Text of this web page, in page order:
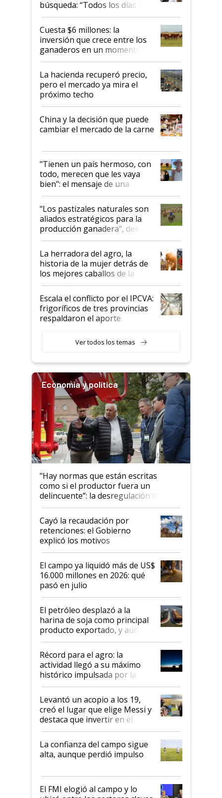
búsqueda: “Todos los días le
toca a algún productor”
Cuesta $6 millones: la
inversión que crece entre los
ganaderos en un momento
histórico para la actividad
La hacienda recuperó precio,
pero el mercado ya mira el
próximo techo
China y la decisión que puede
cambiar el mercado de la carne
"Tienen un país hermoso, con
todo, merecen que les vaya
bien": el mensaje de una
ganadera uruguaya sobre las
oportunidades que se abren
para el agro en Argentina, con
foco en la carne
"Los pastizales naturales son
aliados estratégicos para la
producción ganadera", destaca
la iniciativa que ya reúne a 46
establecimientos en Argentina
La herradora del agro, la
historia de la mujer detrás de
los mejores caballos de la
Argentina y los mitos que
todavía hacen sufrir a estos
animales: "Mientras me
descalificaban, yo seguí
haciendo currículum"
Escala el conflicto por el IPCVA:
frigoríficos de tres provincias
respaldaron el aporte
Ver todos los temas
Economía y política
"Hay normas que están escritas
como si el productor fuera un
delincuente”: la desregulación llegó
al Congreso Aapresid y hasta se
habló del financiamiento al IPCVA
Cayó la recaudación por
retenciones: el Gobierno
explicó los motivos
El campo ya liquidó más de US$
16.000 millones en 2026: qué
pasó en julio
El petróleo desplazó a la
harina de soja como principal
producto exportado, y aún así
el agro aportó casi seis de cada
diez dólares y sostuvo el
liderazgo en un semestre
récord
Récord para el agro: la
actividad llegó a su máximo
histórico impulsada por la
cosecha y las exportaciones
Levantó un acopio a los 19,
creó el lugar que elige Messi y
destaca que invertir en el
kirchnerismo era como "darle
plata a un hijo para droga":
Juan Félix Rossetti, el libertario
que de una dura crisis salió
de Milei
La confianza del campo sigue
alta, aunque perdió impulso
El FMI elogió al campo y lo